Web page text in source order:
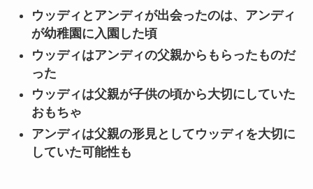
ウッディとアンディが出会ったのは、アンディ
が幼稚園に入園した頃
ウッディはアンディの父親からもらったものだ
った
ウッディは父親が子供の頃から大切にしていた
おもちゃ
アンディは父親の形見としてウッディを大切に
していた可能性も